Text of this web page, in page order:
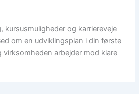
kursusmuligheder og karriereveje
om en udviklingsplan i din første
virksomheden arbejder mod klare